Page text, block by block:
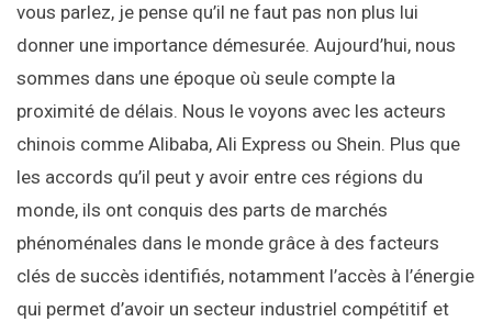
vous parlez, je pense qu’il ne faut pas non plus lui
donner une importance démesurée. Aujourd’hui, nous
sommes dans une époque où seule compte la
proximité de délais. Nous le voyons avec les acteurs
chinois comme Alibaba, Ali Express ou Shein. Plus que
les accords qu’il peut y avoir entre ces régions du
monde, ils ont conquis des parts de marchés
phénoménales dans le monde grâce à des facteurs
clés de succès identifiés, notamment l’accès à l’énergie
qui permet d’avoir un secteur industriel compétitif et